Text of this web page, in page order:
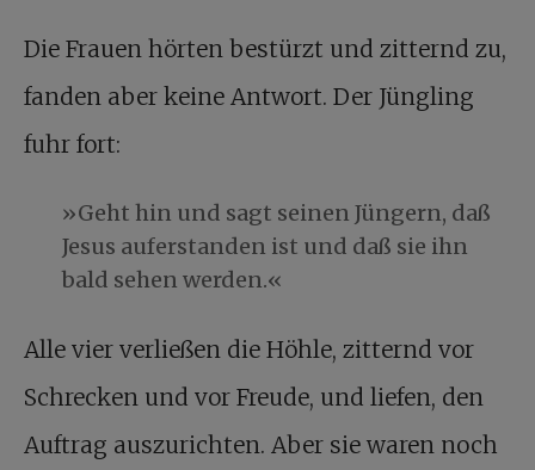
Die Frauen hörten bestürzt und zitternd zu,
fanden aber keine Antwort. Der Jüngling
fuhr fort:
»Geht hin und sagt seinen Jüngern, daß
Jesus auferstanden ist und daß sie ihn
bald sehen werden.«
Alle vier verließen die Höhle, zitternd vor
Schrecken und vor Freude, und liefen, den
Auftrag auszurichten. Aber sie waren noch